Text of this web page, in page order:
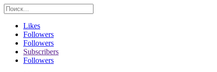
Likes
Followers
Followers
Subscribers
Followers